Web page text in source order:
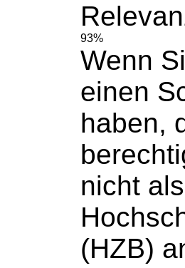
93%
Wenn
einen
haben,
nicht
(HZB)